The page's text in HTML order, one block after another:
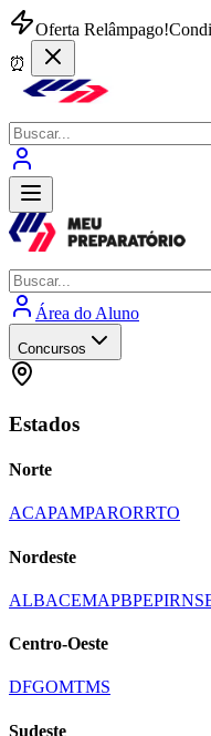
Oferta Relâmpago!
⏰
Área do Aluno
Concursos
Estados
Norte
ACAPAMPARORRTO
Nordeste
ALBACEMAPBPEPIRN
Centro-Oeste
DFGOMTMS
Sudeste